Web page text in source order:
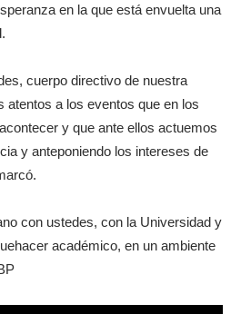
en la que está envuelta una
cuerpo directivo de nuestra
atentos a los eventos que en los
y que ante ellos actuemos
y anteponiendo los intereses de
con ustedes, con la Universidad y
académico, en un ambiente